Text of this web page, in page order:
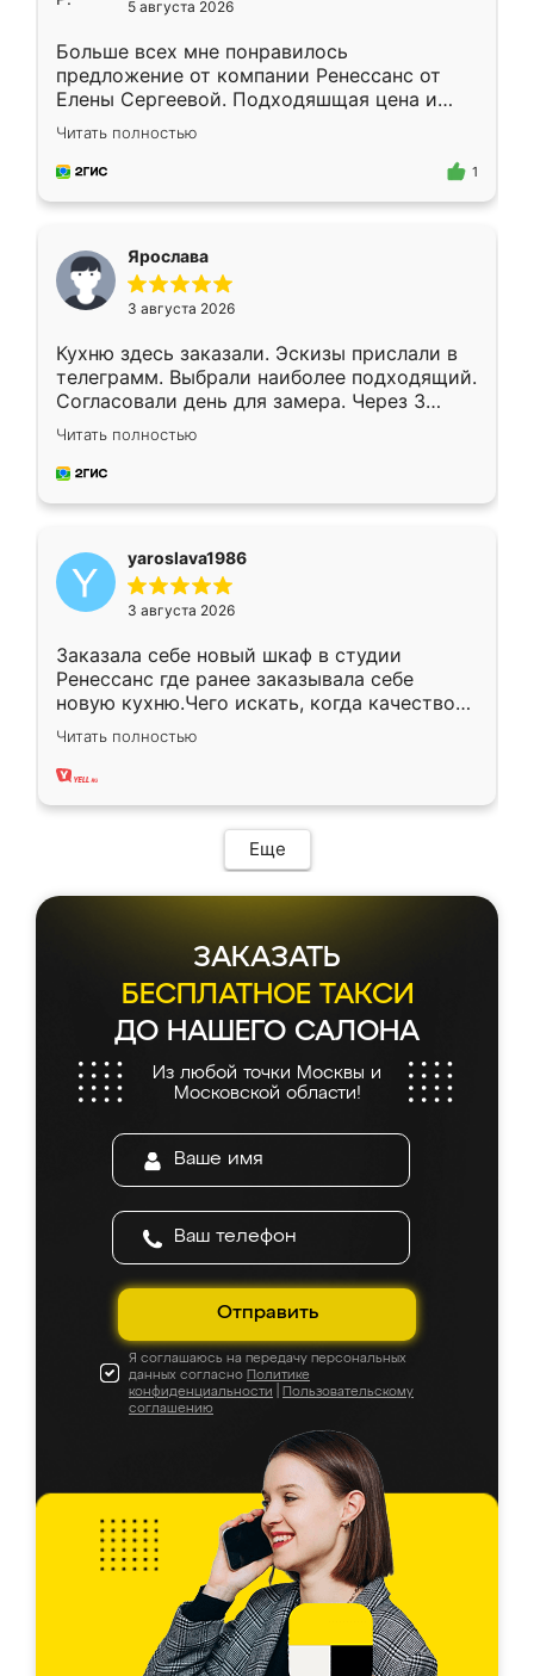
5 августа 2026
Больше всех мне понравилось
предложение от компании Ренессанс от
Елены Сергеевой. Подходяшщая цена и
короткие сроки изготовления. Приехавший
для замера сотрудник Владислав
предложил по моему эскизу самый
Читать полностью
1
Ярослава
3 августа 2026
Кухню здесь заказали. Эскизы прислали в
телеграмм. Выбрали наиболее подходящий.
Согласовали день для замера. Через 3
недели кухня была уже готова. Остались
довольны работой. Спасибо Ренессанс
мебель за качественную работу!
Читать полностью
yaroslava1986
3 августа 2026
Заказала себе новый шкаф в студии
Ренессанс где ранее заказывала себе
новую кухню.Чего искать, когда качеством
вполне довольна. Служит кухня уже почти
два года, нареканий нет.
Читать полностью
Еще
ЗАКАЗАТЬ
БЕСПЛАТНОЕ ТАКСИ
ДО НАШЕГО САЛОНА
Из любой точки Москвы и
Московской области!
Отправить
Я соглашаюсь на передачу персональных
данных согласно Политике
конфиденциальности
Пользовательскому
соглашению